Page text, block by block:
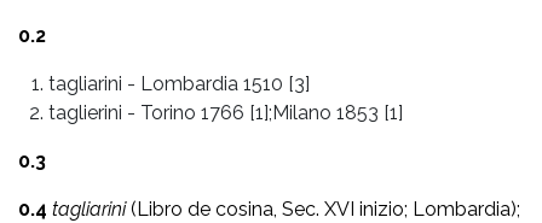
0.2
tagliarini - Lombardia 1510 [3]
taglierini - Torino 1766 [1];Milano 1853 [1]
0.3
0.4 tagliarini(Libro de cosina, Sec. XVI inizio; Lombardia);